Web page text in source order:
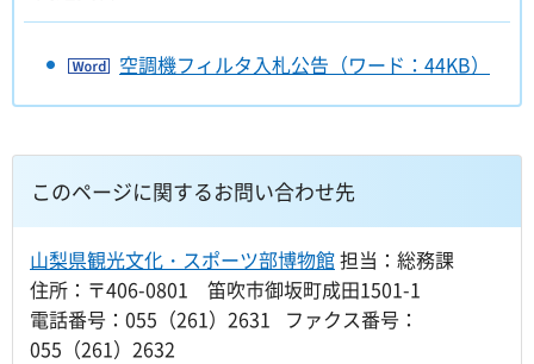
空調機フィルタ入札公告（ワード：44KB）
このページに関するお問い合わせ先
山梨県観光文化・スポーツ部博物館担当：総務課
住所：〒406-0801 笛吹市御坂町成田1501-1
電話番号：055（261）2631 ファクス番号：
055（261）2632